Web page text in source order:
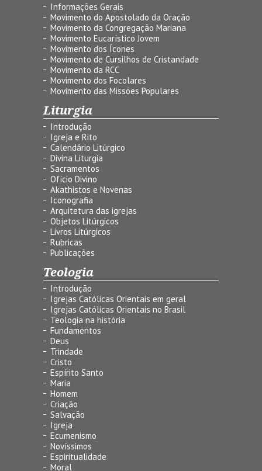
Informações Gerais
Movimento do Apostolado da Oração
Movimento da Congregação Mariana
Movimento Eucarístico Jovem
Movimento dos Ícones
Movimento de Cursilhos de Cristandade
Movimento da RCC
Movimento dos Focolares
Movimento das Missões Populares
Liturgia
Introdução
Igreja e Rito
Calendário Litúrgico
Divina Liturgia
Sacramentos
Ofício Divino
Akathistos e Novenas
Iconografia
Arquitetura das igrejas
Objetos Litúrgicos
Livros Litúrgicos
Rubricas
Publicações
Teologia
Introdução
Igrejas Católicas Orientais em geral
Igrejas Católicas Orientais no Brasil
Teologia na história
Fundamentos
Deus
Trindade
Cristo
Espírito Santo
Maria
Homem
Criação
Salvação
Igreja
Ecumenismo
Novíssimos
Espiritualidade
Moral